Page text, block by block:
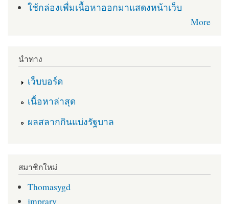
ใช้กล่องเพื่มเนื้อหาออกมาแสดงหน้าเว็บ
More
นำทาง
เว็บบอร์ด
เนื้อหาล่าสุด
ผลสลากกินแบ่งรัฐบาล
สมาชิกใหม่
Thomasygd
jmprary